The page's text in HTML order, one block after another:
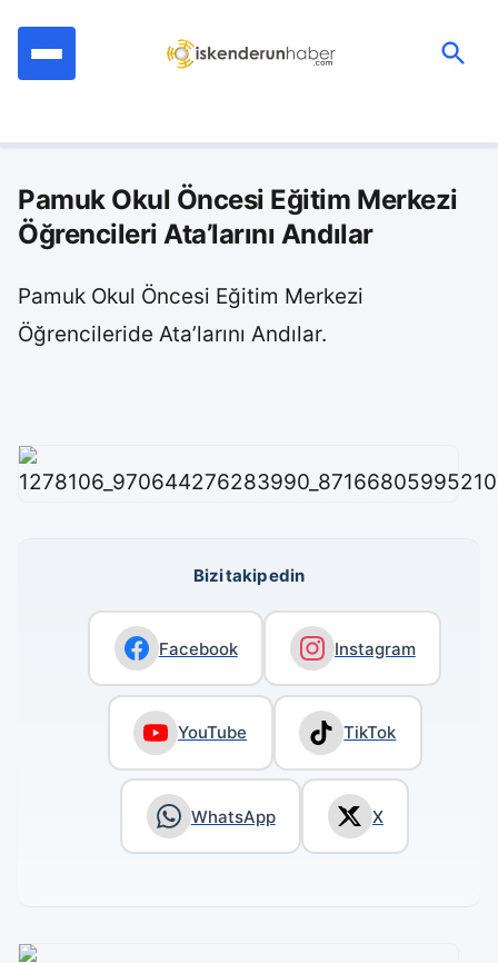
Pamuk Okul Öncesi Eğitim Merkezi
Öğrencileri Ata’larını Andılar
Pamuk Okul Öncesi Eğitim Merkezi
Öğrencileride Ata’larını Andılar.
Bizi takip edin
Facebook Instagram
YouTube TikTok
WhatsApp X